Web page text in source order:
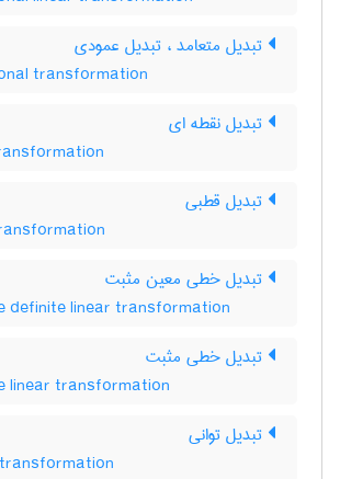
تبدیل متعامد ، تبدیل عمودی
transformation
تبدیل نقطه ای
تبدیل قطبی
تبدیل خطی معین مثبت
definite linear transformation
تبدیل خطی مثبت
linear transformation
تبدیل توانی